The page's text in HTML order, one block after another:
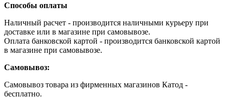
Способы оплаты
Наличный расчет - производится наличными курьеру при
доставке или в магазине при самовывозе.
Оплата банковской картой - производится банковской картой
в магазине при самовывозе.
Самовывоз:
Самовывоз товара из фирменных магазинов Катод -
бесплатно.